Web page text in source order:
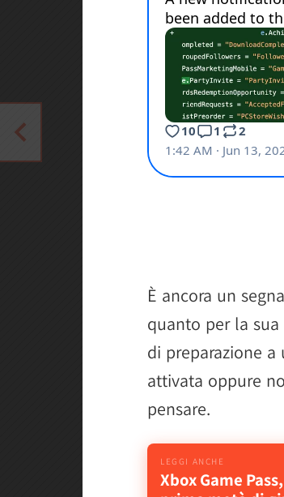
È ancora un
quanto per la sua
di preparazione
attivata oppure
pensare.
Xbox Game